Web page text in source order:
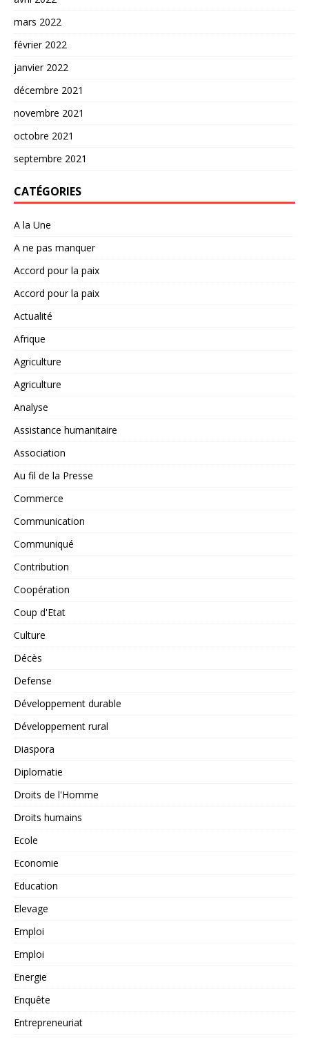
mars 2022
février 2022
janvier 2022
décembre 2021
novembre 2021
octobre 2021
septembre 2021
CATÉGORIES
A la Une
A ne pas manquer
Accord pour la paix
Accord pour la paix
Actualité
Afrique
Agriculture
Agriculture
Analyse
Assistance humanitaire
Association
Au fil de la Presse
Commerce
Communication
Communiqué
Contribution
Coopération
Coup d'Etat
Culture
Décès
Defense
Développement durable
Développement rural
Diaspora
Diplomatie
Droits de l'Homme
Droits humains
Ecole
Economie
Education
Elevage
Emploi
Emploi
Energie
Enquête
Entrepreneuriat